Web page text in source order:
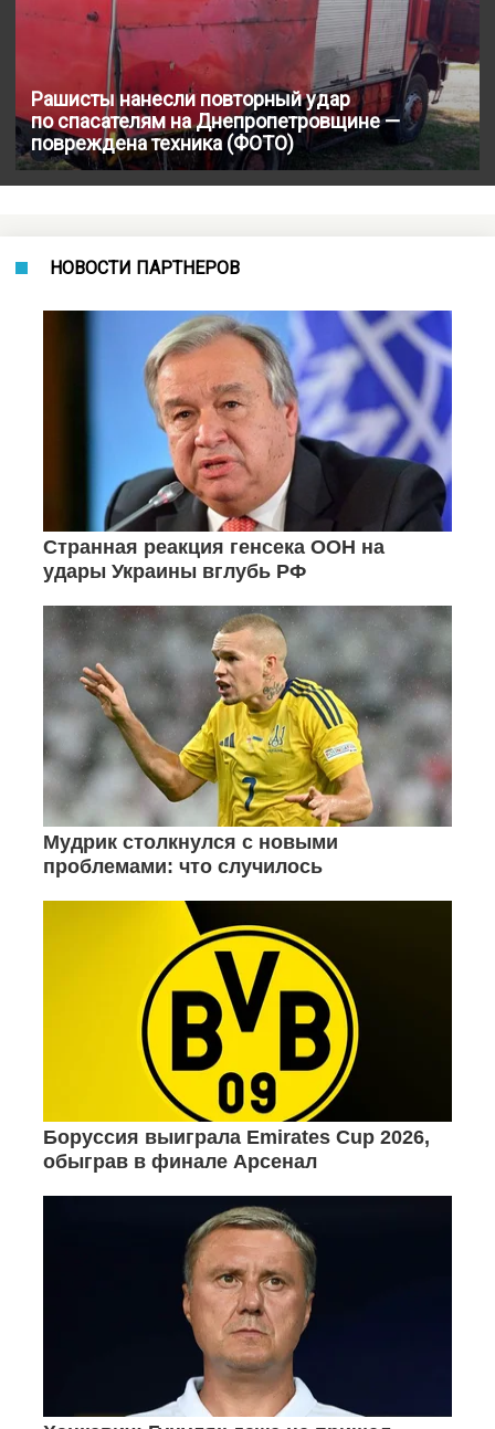
Рашисты нанесли повторный удар
по спасателям на Днепропетровщине —
повреждена техника (ФОТО)
НОВОСТИ ПАРТНЕРОВ